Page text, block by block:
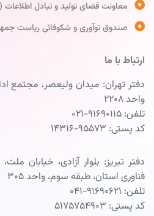
معاونت فضای تولید و تبادل اطلاعات
صندوق نوآوری و شکوفائی ریاست
ارتباط با ما
واحد ۲۲۰۸
تلفن: ۹۱۶۹۰۱۱۵-۰۲۱
کد پستی: ۹۵۵۷۳-۱۴۳۱۶
دفتر تبریز: بلوار آزادی، خیابان
فناوری استان، طبقه سوم، واحد ۳۰۵
تلفن: ۹۱۶۹۰۶۲۱-۰۴۱
کد پستی: ۵۱۷۵۷۵۴۹۰۳